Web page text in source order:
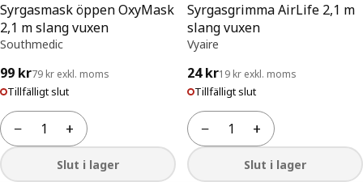
Syrgasmask öppen OxyMask
2,1 m slang vuxen
Southmedic
99 kr79 kr exkl. moms
Tillfälligt slut
−
Antal +
Slut i lager
Syrgasgrimma AirLife 2,1 m
slang vuxen
Vyaire
24 kr19 kr exkl. moms
Tillfälligt slut
−
Antal +
Slut i lager